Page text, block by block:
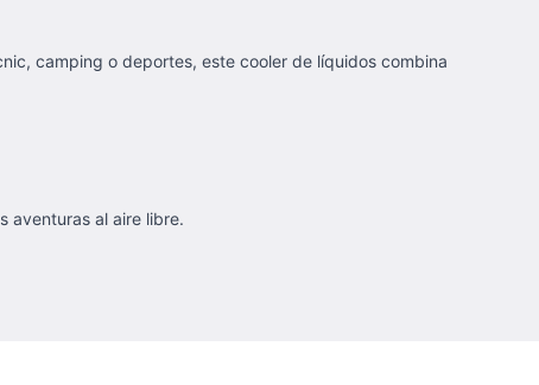
camping o deportes, este cooler de líquidos combina
aventuras al aire libre.